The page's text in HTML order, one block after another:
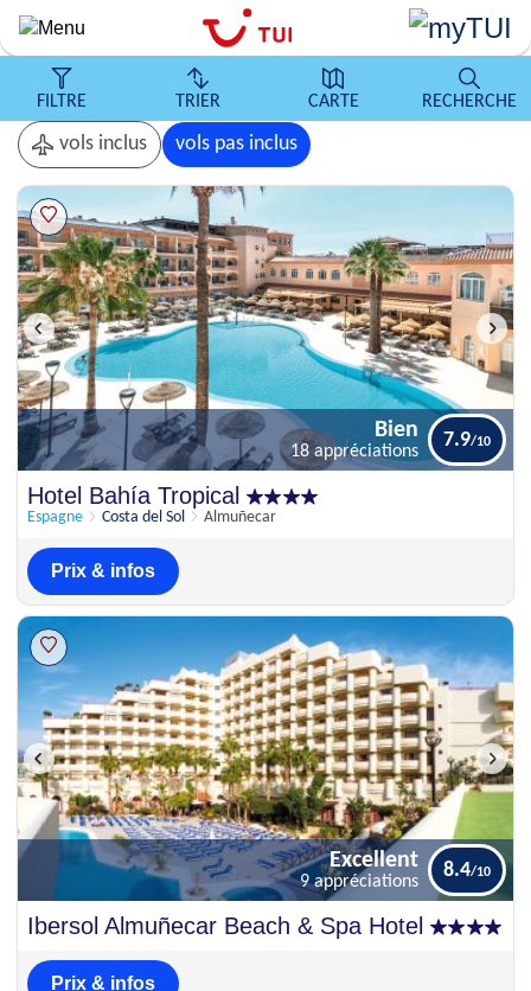
Aller
au
contenu
principal
FILTRE TRIER CARTE RECHERCHE
vols inclus vols pas inclus
Hotel Bahía Tropical
Espagne Costa del Sol Almuñecar
Bien
18 appréciations
7.9
Prix & infos
Excellent
9 appréciations
8.4
Ibersol Almuñecar Beach & Spa Hotel
Excellent
9 appréciations
8.4
Prix & infos